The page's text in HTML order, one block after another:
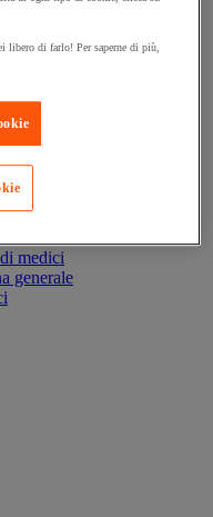
di deviazione delle
medici
generale
libero di farlo! Per saperne di più,